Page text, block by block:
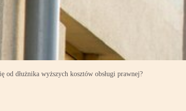
od dłużnika wyższych kosztów obsługi prawnej?